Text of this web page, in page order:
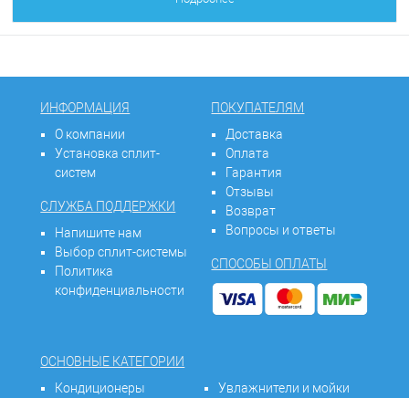
ИНФОРМАЦИЯ
О компании
Установка сплит-
систем
СЛУЖБА ПОДДЕРЖКИ
Напишите нам
Выбор сплит-системы
Политика
конфиденциальности
ПОКУПАТЕЛЯМ
Доставка
Оплата
Гарантия
Отзывы
Возврат
Вопросы и ответы
СПОСОБЫ ОПЛАТЫ
ОСНОВНЫЕ КАТЕГОРИИ
Кондиционеры
Увлажнители и мойки